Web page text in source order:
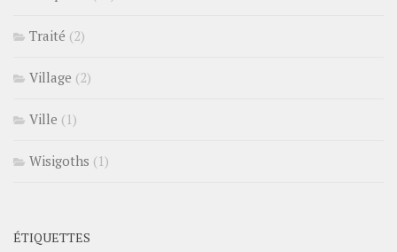
Traité (2)
Village (2)
Ville (1)
Wisigoths (1)
ÉTIQUETTES